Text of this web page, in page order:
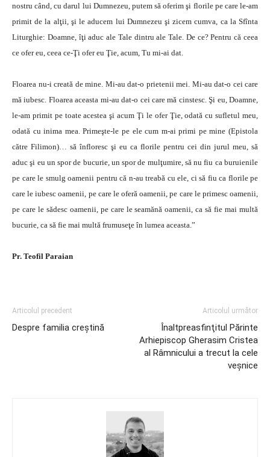
nostru când, cu darul lui Dumnezeu, putem să oferim şi florile pe care le-am
primit de la alţii, şi le aducem lui Dumnezeu şi zicem cumva, ca la Sfînta
Liturghie: Doamne, îţi aduc ale Tale dintru ale Tale. De ce? Pentru că ceea
ce ofer eu, ceea ce-Ţi ofer eu Ţie, acum, Tu mi-ai dat.
Floarea nu-i creată de mine. Mi-au dat-o prie­tenii mei. Mi-au dat-o cei care
mă iubesc. Floarea aceasta mi-au dat-o cei care mă cinstesc. Şi eu, Doamne,
le-am primit pe toate acestea şi acum Ţi le ofer Ţie, odată cu sufletul meu,
odată cu inima mea. Primeşte-le pe ele cum m-ai primi pe mine (Epistola
către Filimon)… să înfloresc şi eu ca florile pentru cei din jurul meu, să
aduc şi eu un spor de bucurie, un spor de mulţumire, să nu fiu ca buruienile
pe care le smulg oamenii pentru că n-au treabă cu ele, ci să fiu ca florile pe
care le iubesc oamenii, pe care le oferă oamenii, pe care le primesc oamenii,
pe care le sădesc oamenii, pe care le seamănă oamenii, ca să fie mai multă
bucurie, ca să fie mai multă frumuseţe în lumea aceasta.”
Pr. Teofil Paraian
Articolul precedent
Despre familia creştină
Articolul următor
Înaltpreasfinţitul Părinte
Arhiepiscop Gherasim Cristea
al Râmnicului a trecut la cele
veşnice